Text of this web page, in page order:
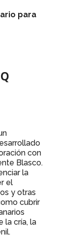
para
con
Blasco.
la
el
y otras
cubrir
la cría, la